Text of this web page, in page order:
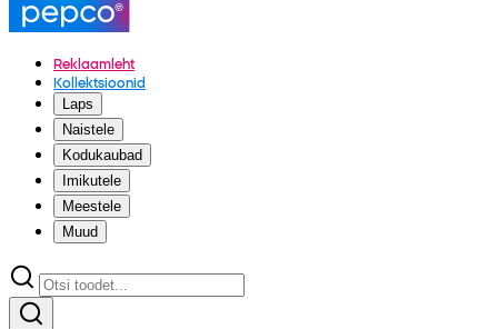
Reklaamleht
Kollektsioonid
Laps
Naistele
Kodukaubad
Imikutele
Meestele
Muud